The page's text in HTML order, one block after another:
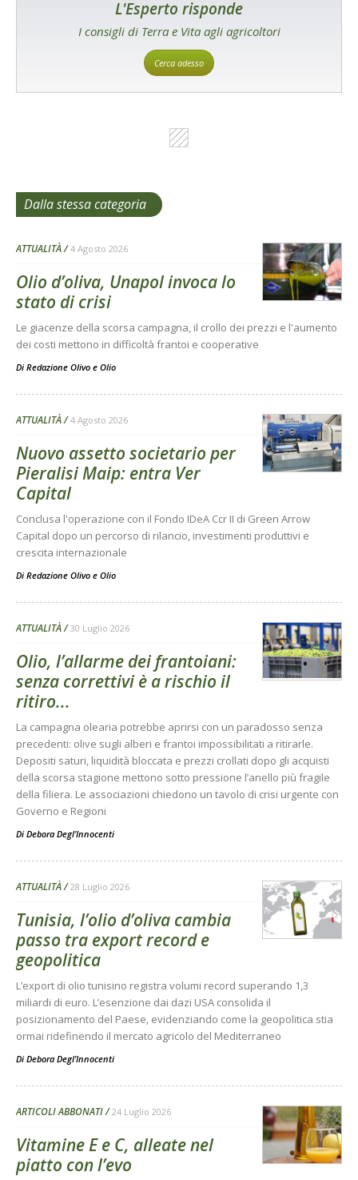
L'Esperto risponde
I consigli di Terra e Vita agli agricoltori
Cerca adesso
Dalla stessa categoria
ATTUALITÀ 4 Agosto 2026
Olio d’oliva, Unapol invoca lo
stato di crisi
Le giacenze della scorsa campagna, il crollo dei prezzi e l'aumento
dei costi mettono in difficoltà frantoi e cooperative
Di Redazione Olivo e Olio
ATTUALITÀ 4 Agosto 2026
Nuovo assetto societario per
Pieralisi Maip: entra Ver
Capital
Conclusa l'operazione con il Fondo IDeA Ccr II di Green Arrow
Capital dopo un percorso di rilancio, investimenti produttivi e
crescita internazionale
Di Redazione Olivo e Olio
ATTUALITÀ 30 Luglio 2026
Olio, l’allarme dei frantoiani:
senza correttivi è a rischio il
ritiro...
La campagna olearia potrebbe aprirsi con un paradosso senza
precedenti: olive sugli alberi e frantoi impossibilitati a ritirarle.
Depositi saturi, liquidità bloccata e prezzi crollati dopo gli acquisti
della scorsa stagione mettono sotto pressione l’anello più fragile
della filiera. Le associazioni chiedono un tavolo di crisi urgente con
Governo e Regioni
Di Debora Degl’Innocenti
ATTUALITÀ 28 Luglio 2026
Tunisia, l’olio d’oliva cambia
passo tra export record e
geopolitica
L’export di olio tunisino registra volumi record superando 1,3
miliardi di euro. L’esenzione dai dazi USA consolida il
posizionamento del Paese, evidenziando come la geopolitica stia
ormai ridefinendo il mercato agricolo del Mediterraneo
Di Debora Degl’Innocenti
ARTICOLI ABBONATI 24 Luglio 2026
Vitamine E e C, alleate nel
piatto con l’evo